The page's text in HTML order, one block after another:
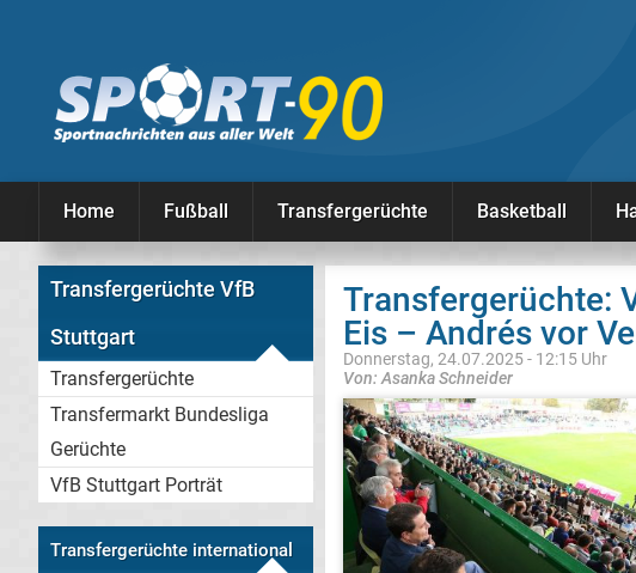
Home Fußball Transfergerüchte Basketball
Transfergerüchte VfB
Stuttgart
Transfergerüchte
Transfermarkt Bundesliga
Gerüchte
VfB Stuttgart Porträt
Transfergerüchte international
Transfergerüchte:
Eis – Andrés vor
Donnerstag, 24.07.2025 - 12:15 Uhr
Von: Asanka Schneider